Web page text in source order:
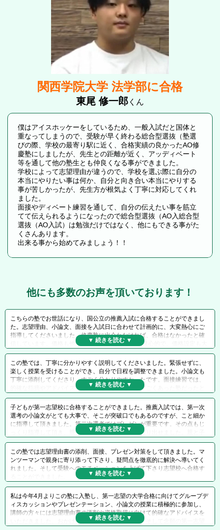
関西学院大学 法学部に合格
東尾 修一郎 くん
僕はアイスホッケーをしているため、一般入試だと国体と
重なってしまうので、受験が早く終わる総合型選抜（塾選
びの際、学校の最寄り駅に近く、合格実績の良かったAO修
慶塾にしましたが、先生との距離が近く、アッディベート
等を通して他の塾生とも仲良くなる事ができました。
学校によって志望理由が違うので、学校を選ぶ際に自分の
本当にやりたい事は何か、自分と向き合い本当にやりする
事が苦しかったが、先生方が根気よく丁寧に対応してくれ
ました。
面接やディベート練習を通して、自分の伝えたい事を筋立
てて伝えられるようになったので総合型選抜（AO入総合型
選抜（AO入試）は勉強だけではなく、他にもできる事がた
くさんあります。
出来る事から始めてみましょう！！
他にも多数のお声を頂いております！
こちらの塾でお世話になり、国公立の推薦入試に合格することができまし
た。志望理由、小論文、面接を入試日に合わせて計画的に、大変熱心にご
指導してくださいました。修慶塾に出会わなければ、合格はなかったと確
信しています。価格も他のAO入試専門塾に比べて良心的で、価格設定も大
ったのもよかったです。
この塾では、丁寧に分かりやすく説明してくださいました。緊張せずに、
楽しく授業を受けることができ、自分で日程を調整できました。小論文も
丁寧に添削してくださり、すごく分かりやすかったです。面接練習では、
的確な指摘やアドバイスをしていただき自分にはすごくあった塾だったと
た。
子どもが第一志望校に合格することができました。推薦入試では、第一次
選考の小論文がとても大事で、そこが突破口でもあるのですが、こと細か
に指導して頂きました。第二次選考ではプレゼンが重要です。その点もじ
っくり指導して頂き、親としても安心して試験に送り出せました。親と子
も良かったです。
この塾では志望理由書の添削、面接、プレゼン対策をして頂きました。マ
ンツーマンで親身に寄り添って下さり、疑問点を徹底的に解決へ導いてく
れました。そして受験へのモチベーションを上げて下さり志望校へ合格す
私は今年4月よりこの塾に入塾し、第一志望の大学合格に向けてグループデ
ィスカッションやプレゼンテーション、小論文の授業に積極的に参加し、
講師の方々には志望理由書の添削や資格取得に向けて的確なアドバイスを
いただきました。おかげさまで数々の資格の取得、そして念願の第一志望